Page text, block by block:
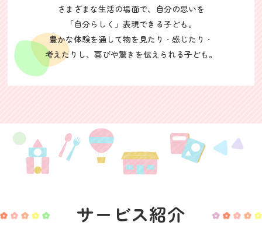
さまざまな生活の場面で、自分の思いを
「自分らしく」表現できる子ども。
豊かな体験を通して物を見たり・感じたり・
考えたりし、喜びや驚きを伝えられる子ども。
サービス紹介